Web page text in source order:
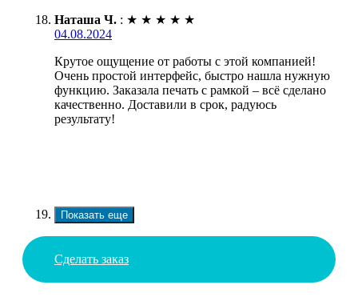
Наташа Ч. : ★ ★ ★ ★ ★
04.08.2024
Крутое ощущение от работы с этой компанией!
Очень простой интерфейс, быстро нашла нужную
функцию. Заказала печать с рамкой – всё сделано
качественно. Доставили в срок, радуюсь
результату!
Показать еще
Сделать заказ